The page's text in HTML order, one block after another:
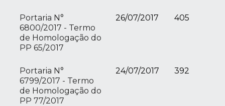
Portaria N°
6800/2017 - Termo
de Homologação do
PP 65/2017
26/07/2017 405
Portaria N°
6799/2017 - Termo
de Homologação do
PP 77/2017
24/07/2017 392